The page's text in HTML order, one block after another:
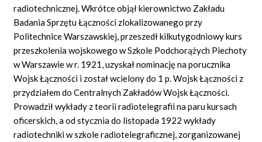
radiotechnicznej. Wkrótce objął kierownictwo Zakładu
Badania Sprzętu Łączności zlokalizowanego przy
Politechnice Warszawskiej, przeszedł kilkutygodniowy kurs
przeszkolenia wojskowego w Szkole Podchorążych Piechoty
w Warszawie w r. 1921, uzyskał nominację na porucznika
Wojsk Łączności i został wcielony do 1 p. Wojsk Łączności z
przydziałem do Centralnych Zakładów Wojsk Łączności.
Prowadził wykłady z teorii radiotelegrafii na paru kursach
oficerskich, a od stycznia do listopada 1922 wykłady
radiotechniki w szkole radiotelegraficznej, zorganizowanej